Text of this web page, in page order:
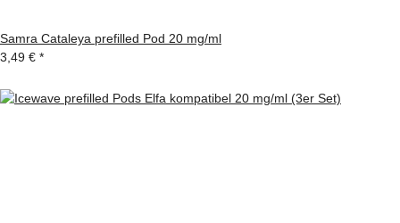
Samra Cataleya prefilled Pod 20 mg/ml
3,49 € *